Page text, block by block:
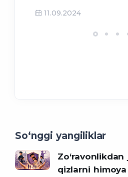
11.09.2024
So‘nggi yangiliklar
qizlarni